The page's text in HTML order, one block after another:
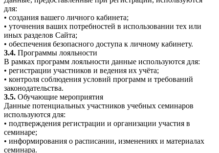
для:
• создания вашего личного кабинета;
• уточнения ваших потребностей в использовании тех или
иных разделов Сайта;
• обеспечения безопасного доступа к личному кабинету.
3.4. Программы лояльности
В рамках программ лояльности данные используются для:
• регистрации участников и ведения их учёта;
• контроля соблюдения условий программ и требований
законодательства.
3.5. Обучающие мероприятия
Данные потенциальных участников учебных семинаров
используются для:
• подтверждения регистрации и организации участия в
семинаре;
• информирования о расписании, изменениях и материалах
семинара.